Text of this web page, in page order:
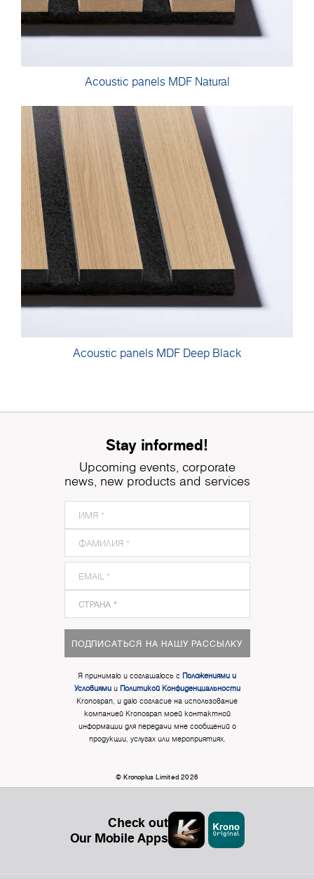
Acoustic panels MDF Natural
Acoustic panels MDF Deep Black
Stay informed!
Upcoming events, corporate
news, new products and services
ПОДПИСАТЬСЯ НА НАШУ РАССЫЛКУ
Я принимаю и соглашаюсь с Положениями и
Условиямии Политикой Конфиденциальности
Kronospan, и даю согласие на использование
компанией Kronospan моей контактной
информации для передачи мне сообщений о
продукции, услугах или мероприятиях.
© Kronoplus Limited 2026
Check out
Our Mobile Apps